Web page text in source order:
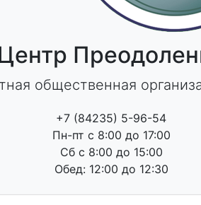
общественная
+7 (84235) 5-96-54
Пн-пт с 8:00 до 17:00
Сб с 8:00 до 15:00
Обед: 12:00 до 12:30